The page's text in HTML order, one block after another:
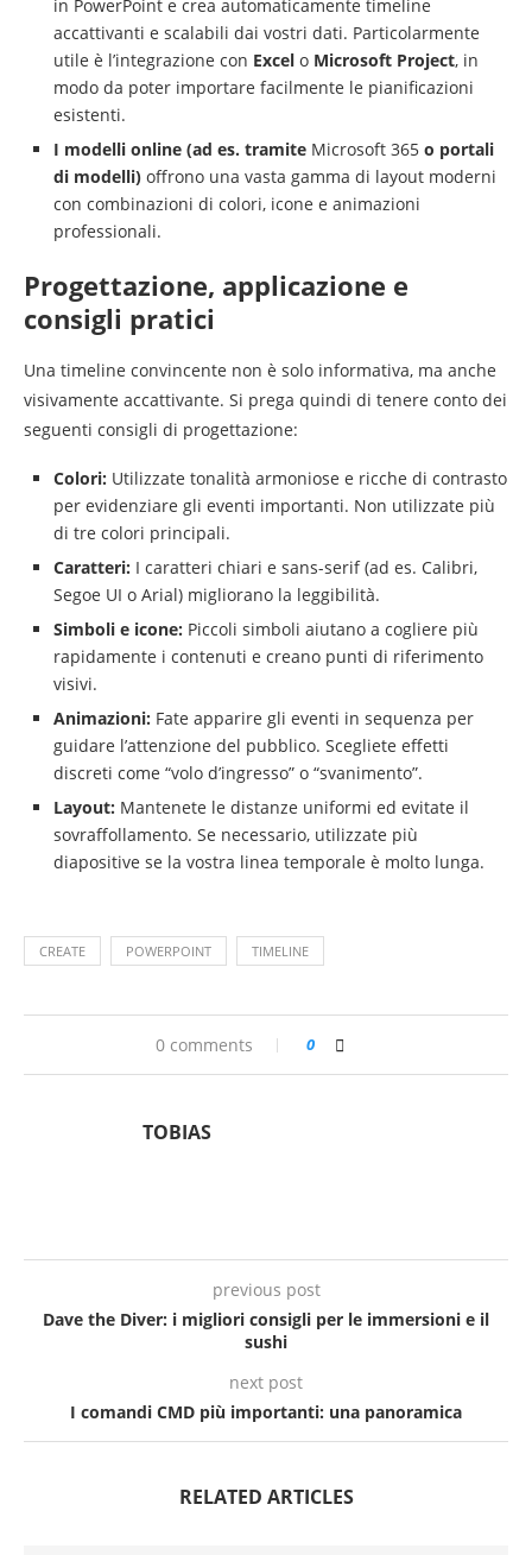
in PowerPoint e crea automaticamente timeline
accattivanti e scalabili dai vostri dati. Particolarmente
utile è l’integrazione con Excel o Microsoft Project, in
modo da poter importare facilmente le pianificazioni
esistenti.
I modelli online (ad es. tramite Microsoft 365 o portali
di modelli) offrono una vasta gamma di layout moderni
con combinazioni di colori, icone e animazioni
professionali.
Progettazione, applicazione e
consigli pratici
Una timeline convincente non è solo informativa, ma anche
visivamente accattivante. Si prega quindi di tenere conto dei
seguenti consigli di progettazione:
Colori: Utilizzate tonalità armoniose e ricche di contrasto
per evidenziare gli eventi importanti. Non utilizzate più
di tre colori principali.
Caratteri: I caratteri chiari e sans-serif (ad es. Calibri,
Segoe UI o Arial) migliorano la leggibilità.
Simboli e icone: Piccoli simboli aiutano a cogliere più
rapidamente i contenuti e creano punti di riferimento
visivi.
Animazioni: Fate apparire gli eventi in sequenza per
guidare l’attenzione del pubblico. Scegliete effetti
discreti come “volo d’ingresso” o “svanimento”.
Layout: Mantenete le distanze uniformi ed evitate il
sovraffollamento. Se necessario, utilizzate più
diapositive se la vostra linea temporale è molto lunga.
CREATE POWERPOINT TIMELINE
0 comments 0
TOBIAS
previous post
Dave the Diver: i migliori consigli per le immersioni e il
sushi
next post
I comandi CMD più importanti: una panoramica
RELATED ARTICLES